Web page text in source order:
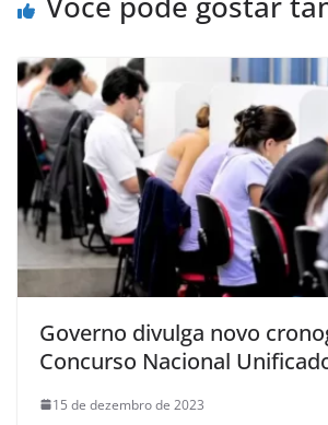
Governo divulga novo
Concurso Nacional
15 de dezembro de 2023